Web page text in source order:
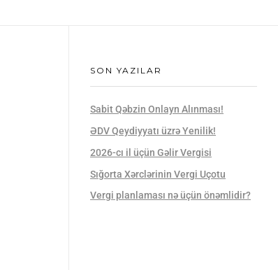
SON YAZILAR
Sabit Qəbzin Onlayn Alınması!
ƏDV Qeydiyyatı üzrə Yenilik!
2026-cı il üçün Gəlir Vergisi
Sığorta Xərclərinin Vergi Uçotu
Vergi planlaması nə üçün önəmlidir?